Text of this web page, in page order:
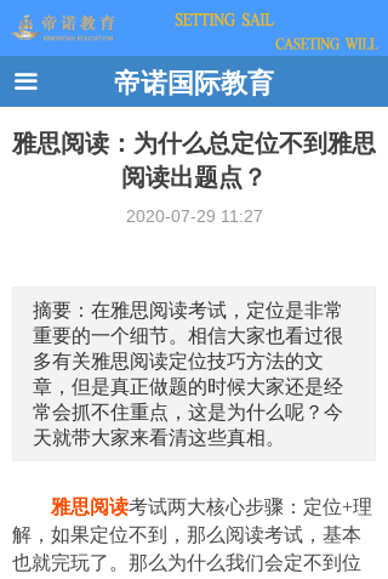
끀 帝诺国际教育
雅思阅读：为什么总定位不到雅思
阅读出题点？
2020-07-29 11:27
摘要：在雅思阅读考试，定位是非常
重要的一个细节。相信大家也看过很
多有关雅思阅读定位技巧方法的文
章，但是真正做题的时候大家还是经
常会抓不住重点，这是为什么呢？今
天就带大家来看清这些真相。
雅思阅读考试两大核心步骤：定位+理
解，如果定位不到，那么阅读考试，基本
也就完玩了。那么为什么我们会定不到位